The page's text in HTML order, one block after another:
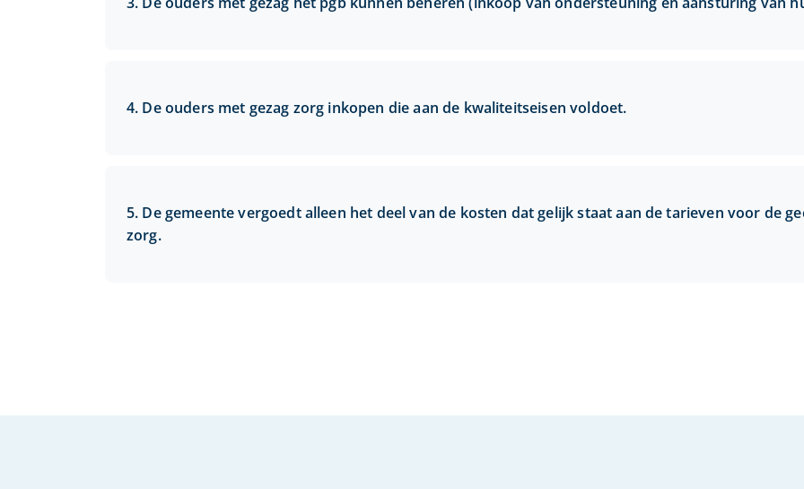
De ouders met gezag zorg inkopen die aan de kwaliteitseisen voldoet.
De gemeente vergoedt alleen het deel van de kosten dat gelijk staat aan de tarieven voor de
zorg.